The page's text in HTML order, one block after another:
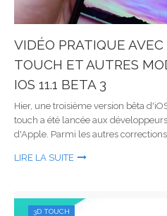
VIDÉO PRATIQUE AVEC
TOUCH ET AUTRES
IOS 11.1 BETA 3
Hier, une troisième version bêta
touch a été lancée aux
d'Apple. Parmi les autres
LIRE LA SUITE
3D TOUCH